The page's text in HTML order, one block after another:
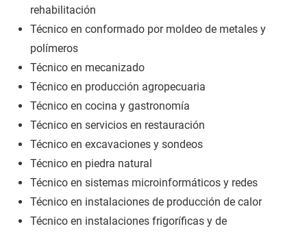
rehabilitación
Técnico en conformado por moldeo de metales y
polímeros
Técnico en mecanizado
Técnico en producción agropecuaria
Técnico en cocina y gastronomía
Técnico en servicios en restauración
Técnico en excavaciones y sondeos
Técnico en piedra natural
Técnico en sistemas microinformáticos y redes
Técnico en instalaciones de producción de calor
Técnico en instalaciones frigoríficas y de